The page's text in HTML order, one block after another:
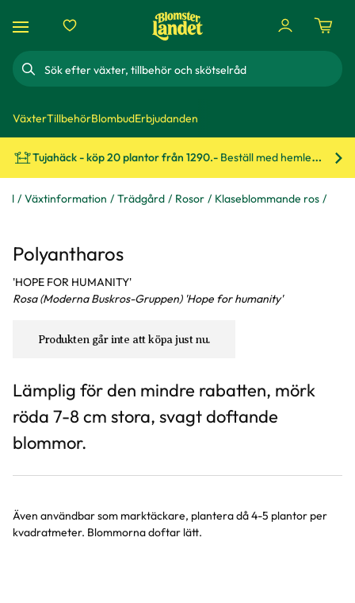
Sök
VäxterTillbehörBlombudErbjudanden
Tujahäck - köp 20 plantor från 1290.- Beställ med hemleverans!
Växtinformation Trädgård Rosor Klaseblommande ros
Polyantharos
'HOPE FOR HUMANITY'
Rosa (Moderna Buskros-Gruppen) 'Hope for humanity'
Produkten går inte att köpa just nu.
Lämplig för den mindre rabatten, mörk
röda 7-8 cm stora, svagt doftande
blommor.
Även användbar som marktäckare, plantera då 4-5 plantor per
kvadratmeter. Blommorna doftar lätt.